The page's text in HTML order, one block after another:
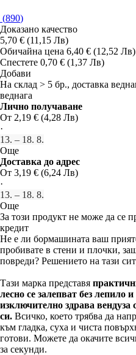
(890)
Доказано качество
5,70 € (11,15 Лв)
Обичайна цена 6,40 € (12,52 Лв)
Спестете 0,70 € (1,37 Лв)
Добави
На склад > 5 бр., доставка
веднага
Лично получаване
От 2,19 € (4,28 Лв)
·
13. – 18. 8.
Още
Доставка до адрес
От 3,19 € (6,24 Лв)
·
13. – 18. 8.
Още
За този продукт не може да се
кредит
Не е ли бормашината ваш
пробивате в стени и плочки,
повреди? Решението на тази
Тази марка представя
лесно се залепват без лепило
изключително здрава
си. Всичко, което трябва да
към гладка, суха и чиста
готови. Можете да окачите
за секунди.